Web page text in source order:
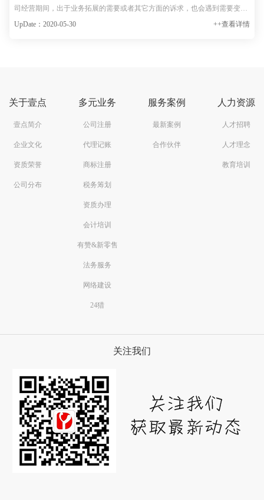
司经营期间，出于业务拓展的需要或者其它方面的诉求，也会遇到需要变更
公司注册地址的情形。那么，变更公司注册地址需要多久？接下来，本文将
UpDate：2020-05-30 ++查看详情
关于壹点
壹点简介
企业文化
资质荣誉
公司分布
多元业务
公司注册
代理记账
商标注册
税务筹划
资质办理
会计培训
有赞&新零售
法务服务
网络建设
24猎
服务案例
最新案例
合作伙伴
人力资源
人才招聘
人才理念
教育培训
关注我们